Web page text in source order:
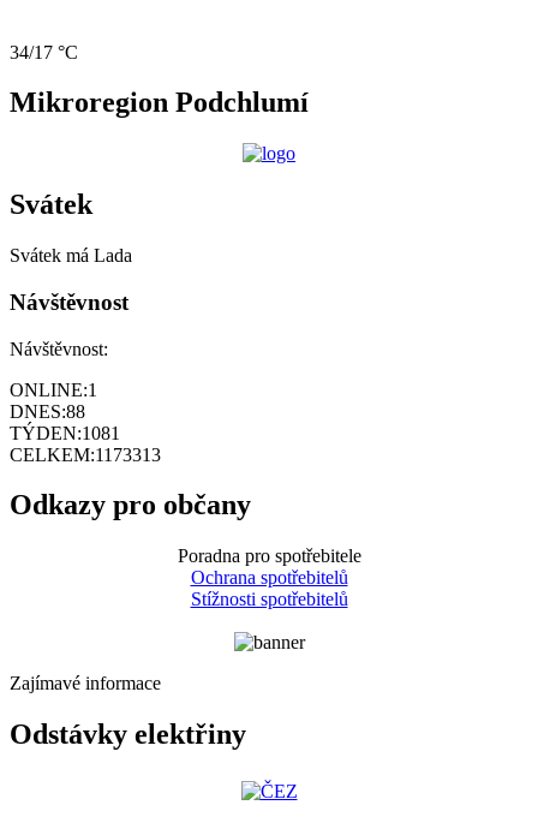
34/17 °C
Mikroregion Podchlumí
Svátek
Svátek má Lada
Návštěvnost
Návštěvnost:
ONLINE:1
DNES:88
TÝDEN:1081
CELKEM:1173313
Odkazy pro občany
Poradna pro spotřebitele
Ochrana spotřebitelů
Stížnosti spotřebitelů
Zajímavé informace
Odstávky elektřiny